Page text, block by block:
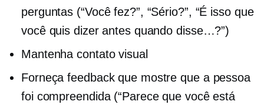
perguntas (“Você fez?”, “Sério?”, “É isso que
você quis dizer antes quando disse…?”)
Mantenha contato visual
Forneça feedback que mostre que a pessoa
foi compreendida (“Parece que você está